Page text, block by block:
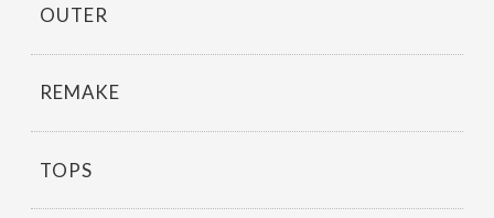
OUTER
REMAKE
TOPS